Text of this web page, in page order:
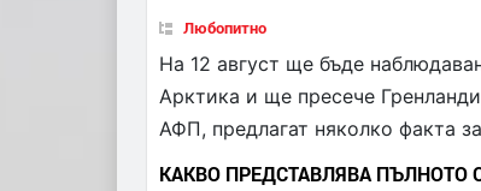
Любопитно
На 12 август ще бъде
Арктика и ще пресече
АФП, предлагат няколко факта
КАКВО ПРЕДСТАВЛЯВА ПЪЛНОТО